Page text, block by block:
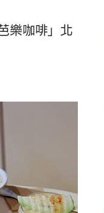
樂咖啡」北